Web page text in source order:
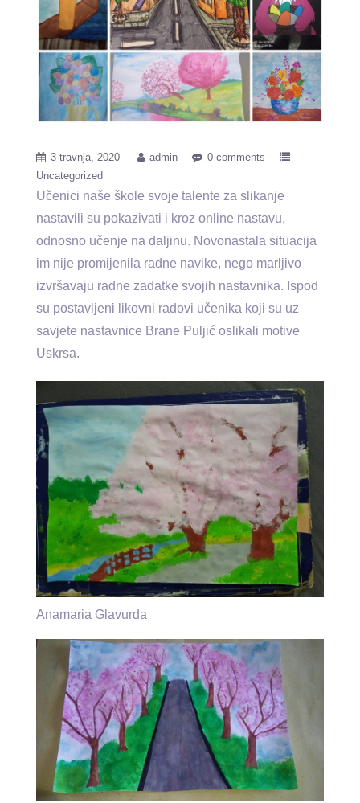
3 travnja, 2020 admin
0 comments
Uncategorized
Učenici naše škole svoje talente za slikanje
nastavili su pokazivati i kroz online nastavu,
odnosno učenje na daljinu. Novonastala situacija
im nije promijenila radne navike, nego marljivo
izvršavaju radne zadatke svojih nastavnika. Ispod
su postavljeni likovni radovi učenika koji su uz
savjete nastavnice Brane Puljić oslikali motive
Uskrsa.
Anamaria Glavurda